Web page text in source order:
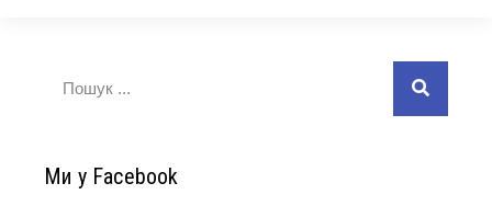
Ми у Facebook